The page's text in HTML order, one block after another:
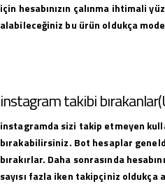
için hesabınızın çalınma ihtimali
alabileceğiniz bu ürün oldukça
instagram takibi
instagramda sizi takip etmeyen
bırakabilirsiniz. Bot hesaplar
bırakırlar. Daha sonrasında
sayısı fazla iken takipçiniz oldukça